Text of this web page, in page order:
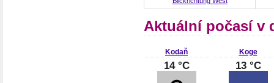
Aktuální počasí v
Kodaň
14 °C
Koge
13 °C